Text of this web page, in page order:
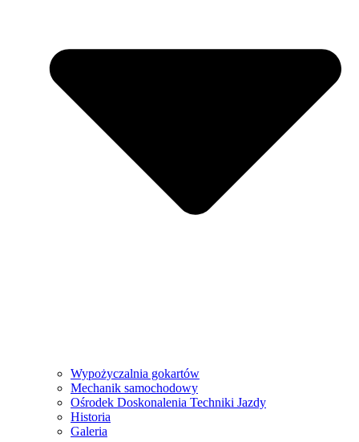
Wypożyczalnia gokartów
Mechanik samochodowy
Ośrodek Doskonalenia Techniki Jazdy
Historia
Galeria